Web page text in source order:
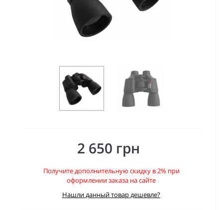
2 650 грн
Получите дополнительную скидку в 2% при
оформлении заказа на сайте
Нашли данный товар дешевле?